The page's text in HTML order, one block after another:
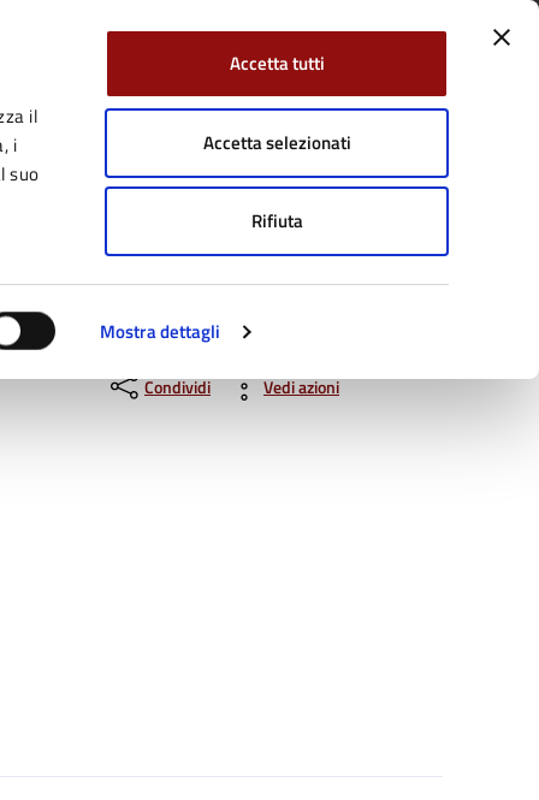
il
i
suo
Mostra dettagli
Accetta tutti
Accetta selezionati
Rifiuta
su: TwitterYouTube Cerca:
Tutti gli argomenti
Condividi Vedi azioni